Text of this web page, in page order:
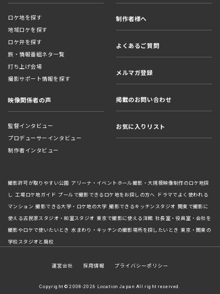
ロケ地を探す
地域ロケを探す
ロケ弁を探す
旅・情報番組ネタ一覧
打ち上げ会場
撮影サポート情報を探す
映像関係者の声
監督インタビュー
プロデューサーインタビュー
制作者インタビュー
制作者様へ
よくあるご質問
メルマガ登録
掲載のお問い合わせ
お気に入りリスト
撮影許可が取りやすい公園 アリーナ・イベントホール撮影・大規模映像制作のロケ地探
し 工場ロケ地ガイド プールで撮影できるロケ地をお探しの方へ ドラマでよく使われる
マンション 撮影できる大学・ロケ地の大学 撮影できるキッチンスタジオ 関東で撮影に
使える古民家スタジオ・和室スタジオ 東京で撮影に使える洋館 社長室・役員室・会社を
撮影やロケで使いたいとき 水まわり・キッチンの撮影場所を探したいとき 東京・関東の
学校スタジオと廃校
運営会社 採用情報 プライバシーポリシー
Copyright © 2008-2026 Location Japan All right reserved.